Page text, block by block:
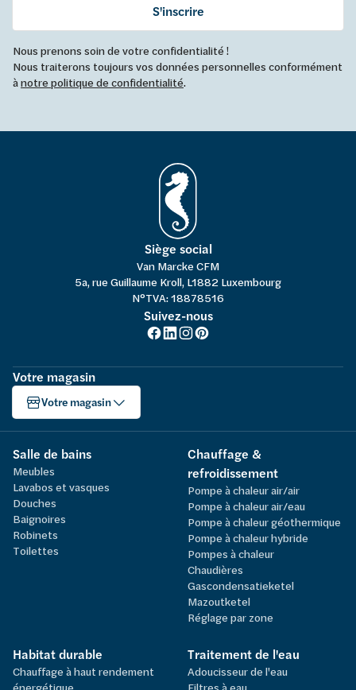
S'inscrire
Nous prenons soin de votre confidentialité !
Nous traiterons toujours vos données personnelles conformément
ànotre politique de confidentialité.
Siège social
Van Marcke CFM
5a, rue Guillaume Kroll, L1882 Luxembourg
N°TVA: 18878516
Suivez-nous
Votre magasin
Votre magasin
Salle de bains
Meubles
Lavabos et vasques
Douches
Baignoires
Robinets
Toilettes
Chauffage &
refroidissement
Pompe à chaleur air/air
Pompe à chaleur air/eau
Pompe à chaleur géothermique
Pompe à chaleur hybride
Pompes à chaleur
Chaudières
Gascondensatieketel
Mazoutketel
Réglage par zone
Habitat durable
Chauffage à haut rendement
Traitement de l'eau
Adoucisseur de l'eau